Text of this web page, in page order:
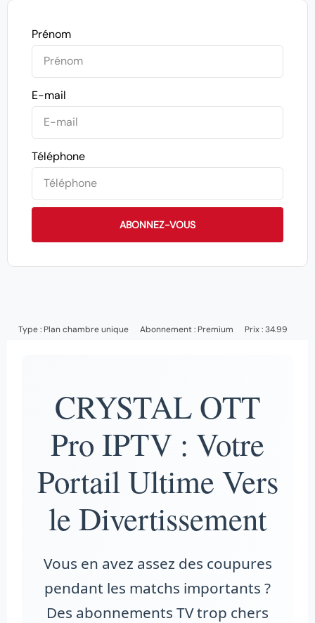
Prénom
E-mail
Téléphone
ABONNEZ-VOUS
Type : Plan chambre unique Abonnement : Premium Prix : 34.99
CRYSTAL OTT
Pro IPTV : Votre
Portail Ultime Vers
le Divertissement
Vous en avez assez des coupures
pendant les matchs importants ?
Des abonnements TV trop chers